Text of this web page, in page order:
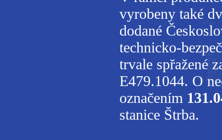
vyrobeny také
dodané
technicko-
trvale spřažené
E479.1044. O
označením
stanice Štrba.